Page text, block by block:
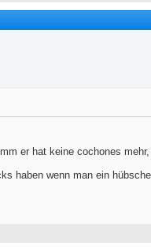
er hat keine cochones
haben wenn man ein